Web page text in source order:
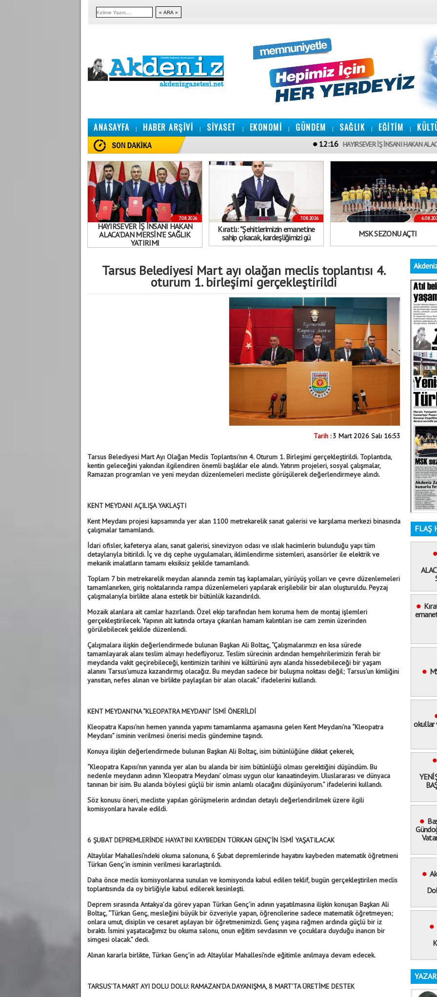
ANASAYFA | HABER ARŞİVİ | SİYASET | EKONOMİ | GÜNDEM | SAĞLIK | EĞİTİM |
HAYIRSEVER İŞ İNSANI HAKAN ALACA’DAN
7.08.2026
HAYIRSEVER İŞ İNSANI HAKAN
ALACA’DAN MERSİN’E SAĞLIK
YATIRIMI
7.08.2026
Kıratlı: "Şehitlerimizin emanetine
sahip çıkacak, kardeşliğimizi gü
MSK SEZONU AÇTI
Tarsus Belediyesi Mart ayı olağan meclis toplantısı 4.
oturum 1. birleşimi gerçekleştirildi
Tarih : 3 Mart 2026 Salı 16:53
Tarsus Belediyesi Mart Ayı Olağan Meclis Toplantısı’nın 4. Oturum 1. Birleşimi gerçekleştirildi. Toplantıda,
kentin geleceğini yakından ilgilendiren önemli başlıklar ele alındı. Yatırım projeleri, sosyal çalışmalar,
Ramazan programları ve yeni meydan düzenlemeleri mecliste görüşülerek değerlendirmeye alındı.
KENT MEYDANI AÇILIŞA YAKLAŞTI
Kent Meydanı projesi kapsamında yer alan 1100 metrekarelik sanat galerisi ve karşılama merkezi binasında
çalışmalar tamamlandı.
İdari ofisler, kafeterya alanı, sanat galerisi, sinevizyon odası ve ıslak hacimlerin bulunduğu yapı tüm
detaylarıyla bitirildi. İç ve dış cephe uygulamaları, iklimlendirme sistemleri, asansörler ile elektrik ve
mekanik imalatların tamamı eksiksiz şekilde tamamlandı.
Toplam 7 bin metrekarelik meydan alanında zemin taş kaplamaları, yürüyüş yolları ve çevre düzenlemeleri
tamamlanırken, giriş noktalarında rampa düzenlemeleri yapılarak erişilebilir bir alan oluşturuldu. Peyzaj
çalışmalarıyla birlikte alana estetik bir bütünlük kazandırıldı.
Mozaik alanlara ait camlar hazırlandı. Özel ekip tarafından hem koruma hem de montaj işlemleri
gerçekleştirilecek. Yapının alt katında ortaya çıkarılan hamam kalıntıları ise cam zemin üzerinden
görülebilecek şekilde düzenlendi.
Çalışmalara ilişkin değerlendirmede bulunan Başkan Ali Boltaç, “Çalışmalarımızı en kısa sürede
tamamlayarak alanı teslim almayı hedefliyoruz. Teslim sürecinin ardından hemşehrilerimizin ferah bir
meydanda vakit geçirebileceği, kentimizin tarihini ve kültürünü aynı alanda hissedebileceği bir yaşam
alanını Tarsus’umuza kazandırmış olacağız. Bu meydan sadece bir buluşma noktası değil; Tarsus’un kimliğini
yansıtan, nefes alınan ve birlikte paylaşılan bir alan olacak.” ifadelerini kullandı.
KENT MEYDANI’NA “KLEOPATRA MEYDANI” İSMİ ÖNERİLDİ
Kleopatra Kapısı’nın hemen yanında yapımı tamamlanma aşamasına gelen Kent Meydanı’na “Kleopatra
Meydanı” isminin verilmesi önerisi meclis gündemine taşındı.
Konuya ilişkin değerlendirmede bulunan Başkan Ali Boltaç, isim bütünlüğüne dikkat çekerek,
“Kleopatra Kapısı’nın yanında yer alan bu alanda bir isim bütünlüğü olması gerektiğini düşündüm. Bu
nedenle meydanın adının ‘Kleopatra Meydanı’ olması uygun olur kanaatindeyim. Uluslararası ve dünyaca
tanınan bir isim. Bu alanda böylesi güçlü bir ismin anlamlı olacağını düşünüyorum.” ifadelerini kullandı.
Söz konusu öneri, mecliste yapılan görüşmelerin ardından detaylı değerlendirilmek üzere ilgili
komisyonlara havale edildi.
6 ŞUBAT DEPREMLERİNDE HAYATINI KAYBEDEN TÜRKAN GENÇ’İN İSMİ YAŞATILACAK
Altaylılar Mahallesi’ndeki okuma salonuna, 6 Şubat depremlerinde hayatını kaybeden matematik öğretmeni
Türkan Genç’in isminin verilmesi kararlaştırıldı.
Daha önce meclis komisyonlarına sunulan ve komisyonda kabul edilen teklif, bugün gerçekleştirilen meclis
toplantısında da oy birliğiyle kabul edilerek kesinleşti.
Deprem sırasında Antakya’da görev yapan Türkan Genç’in adının yaşatılmasına ilişkin konuşan Başkan Ali
Boltaç, “Türkan Genç, mesleğini büyük bir özveriyle yapan, öğrencilerine sadece matematik öğretmeyen;
onlara umut, disiplin ve cesaret aşılayan bir öğretmenimizdi. Genç yaşına rağmen ardında güçlü bir iz
bıraktı. İsmini yaşatacağımız bu okuma salonu, onun eğitim sevdasının ve çocuklara duyduğu inancın bir
simgesi olacak.” dedi.
Alınan kararla birlikte, Türkan Genç’in adı Altaylılar Mahallesi’nde eğitimle anılmaya devam edecek.
TARSUS’TA MART AYI DOLU DOLU: RAMAZAN’DA DAYANIŞMA, 8 MART’TA ÜRETİME DESTEK
FLAŞ
okullar